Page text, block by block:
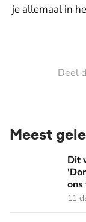
je allemaal in
De
Deel
Meest
Dit weekend in
Dit
11